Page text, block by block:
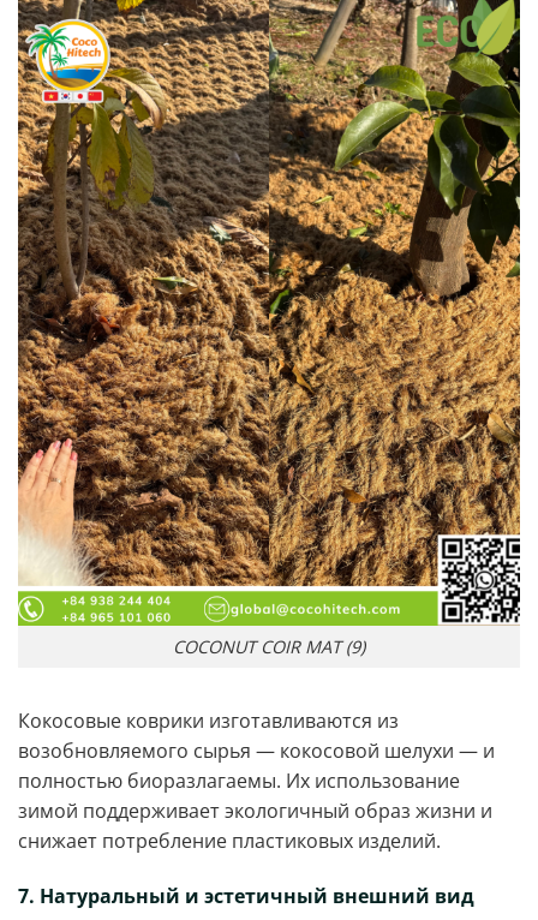
COCONUT COIR MAT (9)
Кокосовые коврики изготавливаются из
возобновляемого сырья — кокосовой шелухи — и
полностью биоразлагаемы. Их использование
зимой поддерживает экологичный образ жизни и
снижает потребление пластиковых изделий.
7. Натуральный и эстетичный внешний вид